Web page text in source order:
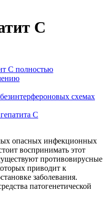
С
С полностью
схемах
С
опасных инфекционных
воспринимать этот
противовирусные
приводит к
заболевания.
патогенетической